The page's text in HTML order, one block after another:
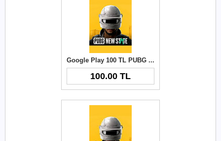
Google Play 100 TL PUBG New State NC
100.00 TL